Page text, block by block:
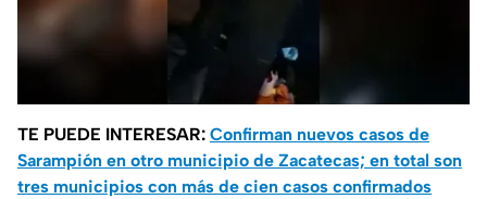
TE PUEDE INTERESAR: Confirman nuevos casos de
Sarampión en otro municipio de Zacatecas; en total son
tres municipios con más de cien casos confirmados